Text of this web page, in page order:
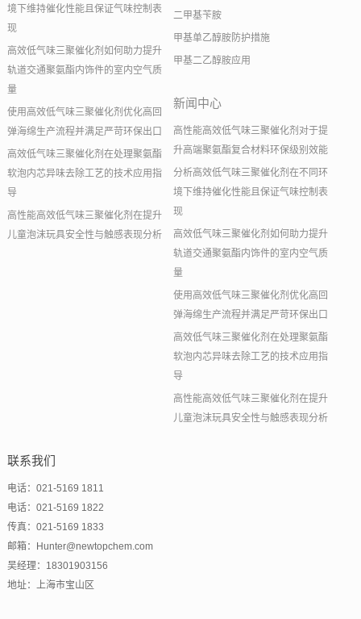
境下维持催化性能且保证气味控制表
现
高效低气味三聚催化剂如何助力提升
轨道交通聚氨酯内饰件的室内空气质
量
使用高效低气味三聚催化剂优化高回
弹海绵生产流程并满足严苛环保出口
高效低气味三聚催化剂在处理聚氨酯
软泡内芯异味去除工艺的技术应用指
导
高性能高效低气味三聚催化剂在提升
儿童泡沫玩具安全性与触感表现分析
二甲基苄胺
甲基单乙醇胺防护措施
甲基二乙醇胺应用
新闻中心
高性能高效低气味三聚催化剂对于提
升高端聚氨酯复合材料环保级别效能
分析高效低气味三聚催化剂在不同环
境下维持催化性能且保证气味控制表
现
高效低气味三聚催化剂如何助力提升
轨道交通聚氨酯内饰件的室内空气质
量
使用高效低气味三聚催化剂优化高回
弹海绵生产流程并满足严苛环保出口
高效低气味三聚催化剂在处理聚氨酯
软泡内芯异味去除工艺的技术应用指
导
高性能高效低气味三聚催化剂在提升
儿童泡沫玩具安全性与触感表现分析
联系我们
电话：021-5169 1811
电话：021-5169 1822
传真：021-5169 1833
邮箱：Hunter@newtopchem.com
吴经理：18301903156
地址：上海市宝山区